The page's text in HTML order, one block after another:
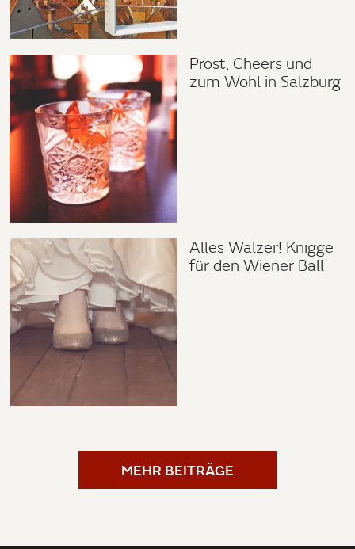
Prost, Cheers und
zum Wohl in Salzburg
Alles Walzer! Knigge
für den Wiener Ball
MEHR BEITRÄGE